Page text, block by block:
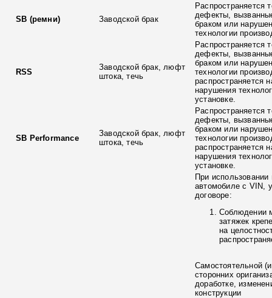
SB (ремни) Заводской брак
Распространяется
дефекты,
браком или
технологии
RSS
Заводской брак, люфт
штока, течь
Распространяется
дефекты,
браком или
технологии
распространяется
нарушения
установке.
SB Performance
Заводской брак, люфт
штока, течь
Распространяется
дефекты,
браком или
технологии
распространяется
нарушения
установке.
При использовании
автомобиле с VIN,
договоре:
Соблюдении
затяжек
на
Самостоятельной
сторонних
доработке,
конструкции